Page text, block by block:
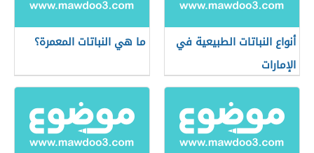
أنواع النباتات الطبيعية في
الإمارات
ما هي النباتات المعمرة؟